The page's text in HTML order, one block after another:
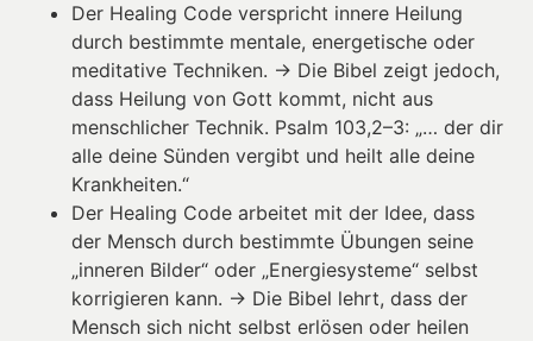
Der Healing Code verspricht innere Heilung
durch bestimmte mentale, energetische oder
meditative Techniken. → Die Bibel zeigt jedoch,
dass Heilung von Gott kommt, nicht aus
menschlicher Technik. Psalm 103,2–3: „… der dir
alle deine Sünden vergibt und heilt alle deine
Krankheiten.“
Der Healing Code arbeitet mit der Idee, dass
der Mensch durch bestimmte Übungen seine
„inneren Bilder“ oder „Energiesysteme“ selbst
korrigieren kann. → Die Bibel lehrt, dass der
Mensch sich nicht selbst erlösen oder heilen